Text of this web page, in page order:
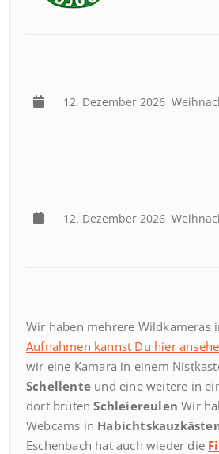
12. Dezember 2026
12. Dezember 2026
Wir haben mehrere Wildkameras
Aufnahmen kannst Du hier
wir eine Kamara in einem
Schellente und eine weitere in
dort brütenSchleiereulen Wir
Webcams in
Eschenbach hat auch wieder die